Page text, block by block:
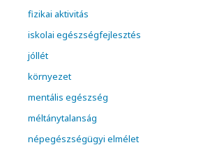
fizikai aktivitás
iskolai egészségfejlesztés
jóllét
környezet
mentális egészség
méltánytalanság
népegészségügyi elmélet